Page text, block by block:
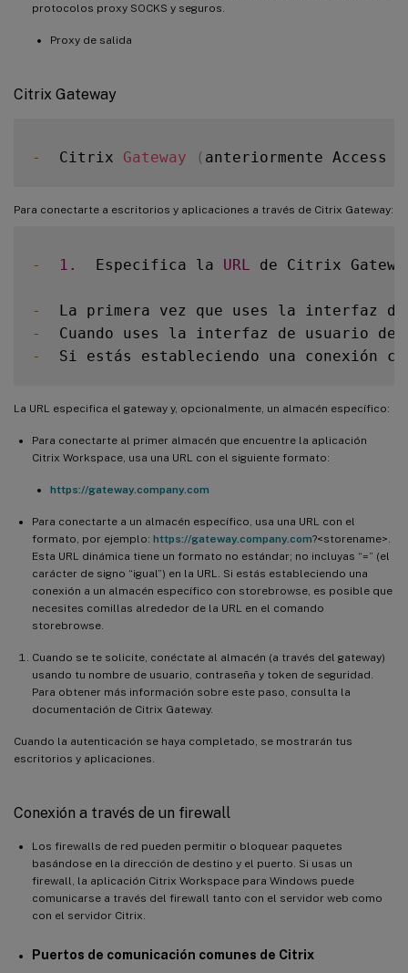
protocolos proxy SOCKS y seguros.
Proxy de salida
Citrix Gateway
-
  Citrix
Gateway ( anteriormente Access
Para conectarte a escritorios y aplicaciones a través de Citrix Gateway:
- 1.
  Especifica la
URL de Citrix
-
La primera vez que uses la interfaz
-
Cuando uses la interfaz de usuario de
-
Si estás estableciendo una conexión
La URL especifica el gateway y, opcionalmente, un almacén específico:
Para conectarte al primer almacén que encuentre la aplicación
Citrix Workspace, usa una URL con el siguiente formato:
https://gateway.company.com
Para conectarte a un almacén específico, usa una URL con el
formato, por ejemplo: https://gateway.company.com?<storename>.
Esta URL dinámica tiene un formato no estándar; no incluyas “=” (el
carácter de signo “igual”) en la URL. Si estás estableciendo una
conexión a un almacén específico con storebrowse, es posible que
necesites comillas alrededor de la URL en el comando
storebrowse.
Cuando se te solicite, conéctate al almacén (a través del gateway)
usando tu nombre de usuario, contraseña y token de seguridad.
Para obtener más información sobre este paso, consulta la
documentación de Citrix Gateway.
Cuando la autenticación se haya completado, se mostrarán tus
escritorios y aplicaciones.
Conexión a través de un firewall
Los firewalls de red pueden permitir o bloquear paquetes
basándose en la dirección de destino y el puerto. Si usas un
firewall, la aplicación Citrix Workspace para Windows puede
comunicarse a través del firewall tanto con el servidor web como
con el servidor Citrix.
Puertos de comunicación comunes de Citrix